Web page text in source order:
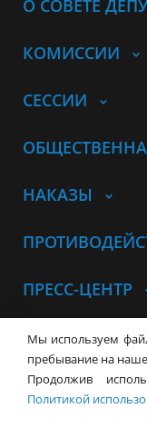
О СОВЕТЕ
КОМИССИИ
СЕССИИ
НАКАЗЫ
ПРЕСС-ЦЕНТР
© Совет
Новосибирска
630099, г.
проспект, 34
Мы используем
пребывание на
Продолжив
Политикой